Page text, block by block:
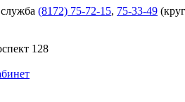
(8172) 75-72-15, 75-33-49
128